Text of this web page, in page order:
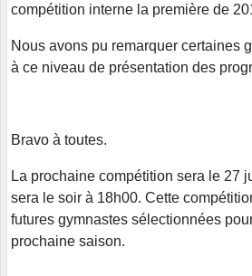
compétition interne la première de
Nous avons pu remarquer certaines
à ce niveau de présentation des
Bravo à toutes.
La prochaine compétition sera le 27
sera le soir à 18h00. Cette
futures gymnastes sélectionnées
prochaine saison.